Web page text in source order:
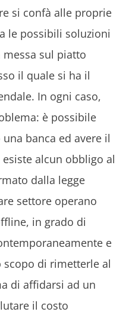
si confà alle proprie
le possibili soluzioni
sul piatto
il quale si ha il
In ogni caso,
è possibile
banca ed avere il
alcun obbligo al
dalla legge
settore operano
in grado di
e
di rimetterle al
di affidarsi ad un
il costo